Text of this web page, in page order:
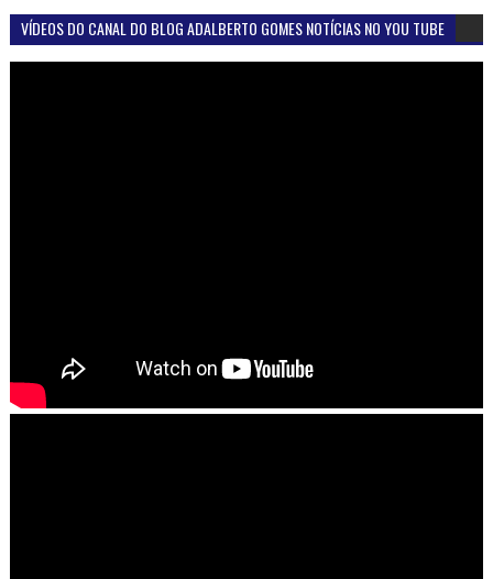
VÍDEOS DO CANAL DO BLOG ADALBERTO GOMES NOTÍCIAS NO YOU TUBE